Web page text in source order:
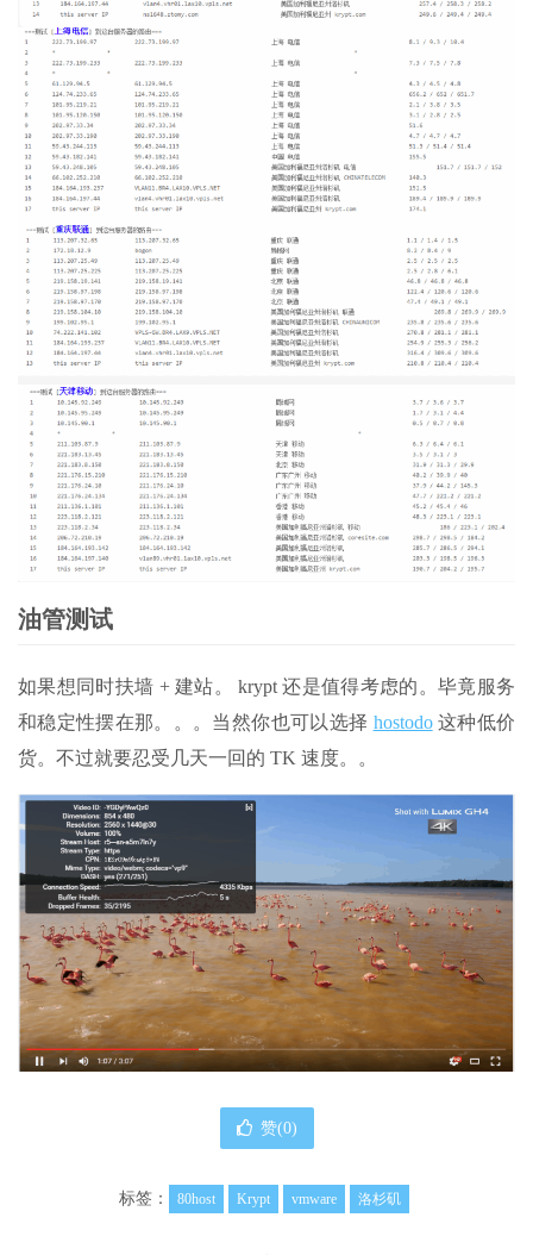
油管测试
如果想同时扶墙 + 建站。 krypt 还是值得考虑的。毕竟服务
和稳定性摆在那。。。当然你也可以选择 hostodo这种低价
货。不过就要忍受几天一回的 TK 速度。。
赞(0)
标签： 80host Krypt vmware 洛杉矶